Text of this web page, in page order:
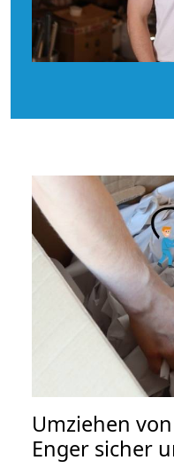
Umziehen von
Enger sicher